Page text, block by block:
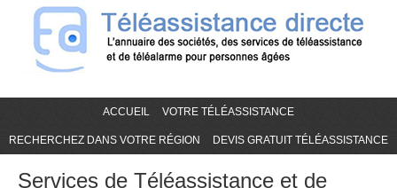
ACCUEIL VOTRE TÉLÉASSISTANCE
RECHERCHEZ DANS VOTRE RÉGION DEVIS GRATUIT TÉLÉASSISTANCE
Services de Téléassistance et de